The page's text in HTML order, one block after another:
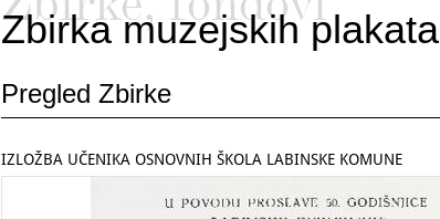
Zbirka muzejskih plakata
Pregled Zbirke
IZLOŽBA UČENIKA OSNOVNIH ŠKOLA LABINSKE KOMUNE